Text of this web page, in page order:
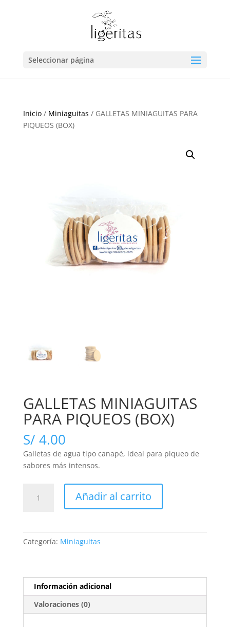
Seleccionar página
Inicio/ Miniaguitas / GALLETAS MINIAGUITAS PARA
PIQUEOS (BOX)
GALLETAS MINIAGUITAS
PARA PIQUEOS (BOX)
S/ 4.00
Galletas de agua tipo canapé, ideal para piqueo de
sabores más intensos.
MINIAGUITAS
cantidad
Añadir al carrito
Categoría: Miniaguitas
Información adicional
Valoraciones (0)